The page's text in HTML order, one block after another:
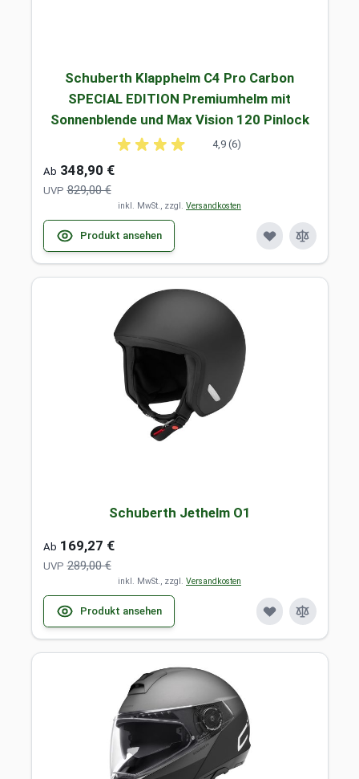
Schuberth Klapphelm C4 Pro Carbon
SPECIAL EDITION Premiumhelm mit
Sonnenblende und Max Vision 120 Pinlock
4,9 (6)
Ab 348,90 €
UVP 829,00 €
inkl. MwSt., zzgl. Versandkosten
Produkt ansehen
Schuberth Jethelm O1
Ab 169,27 €
UVP 289,00 €
inkl. MwSt., zzgl. Versandkosten
Produkt ansehen